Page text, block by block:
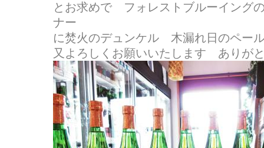
とお求めで フォレストブルーイング
ナー
に焚火のデュンケル 木漏れ日のペー
又よろしくお願いいたします ありが